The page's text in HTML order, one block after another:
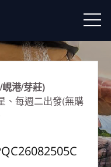
港/芽莊)
、每週二出發(無購